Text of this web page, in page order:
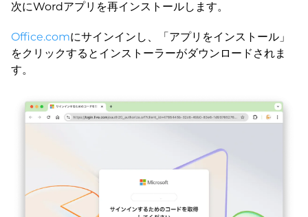
次にWordアプリを再インストールします。
Office.comにサインインし、「アプリをインストール」
をクリックするとインストーラーがダウンロードされま
す。